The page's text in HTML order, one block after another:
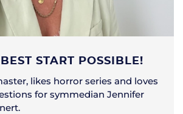
START POSSIBLE!
likes horror series and loves
for symmedian Jennifer